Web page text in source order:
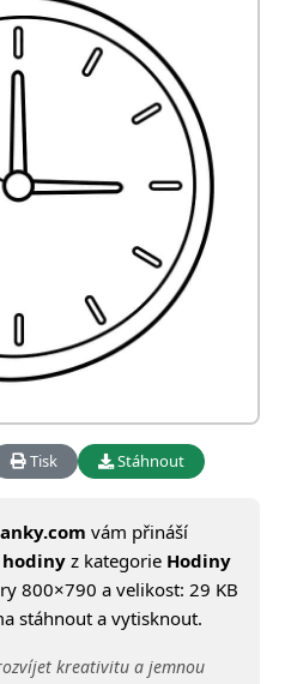
Tisk Stáhnout
vám přináší
hodiny z kategorie Hodiny
800×790 a velikost: 29 KB
stáhnout a vytisknout.
kreativitu a jemnou